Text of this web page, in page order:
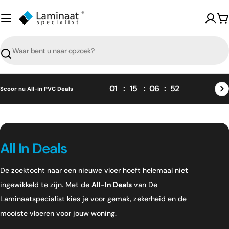
naar
content
Zoeken
Scoor nu All-in PVC Deals 01 15 06 52
C
o
l
l
e
All In Deals
De zoektocht naar een nieuwe vloer hoeft helemaal niet
ingewikkeld te zijn. Met de All-In Deals van De
Laminaatspecialist kies je voor gemak, zekerheid en de
mooiste vloeren voor jouw woning.